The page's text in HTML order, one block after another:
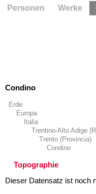
Condino
Erde
Europa
Italia
Trentino-Alto Adige
Trento (Provincia)
Condino
Topographie
Dieser Datensatz ist noch
Personen Werke